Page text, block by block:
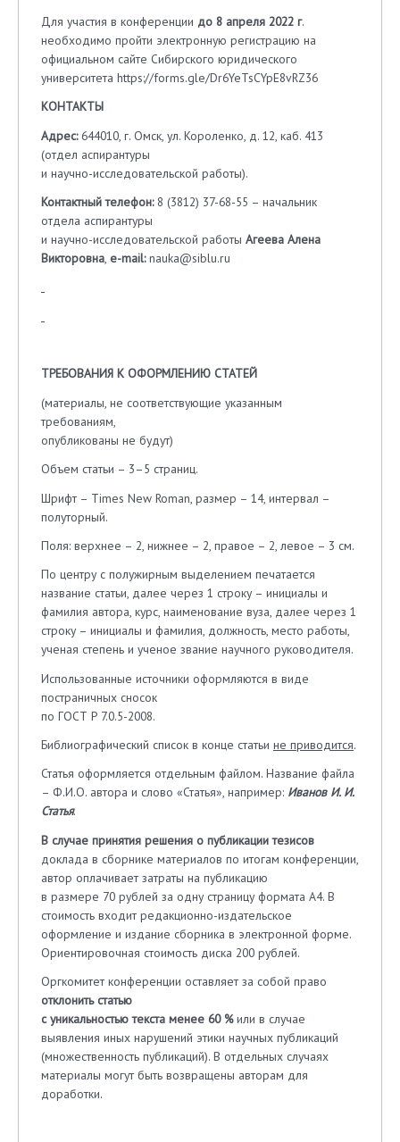
Для участия в конференции до 8 апреля 2022 г.
необходимо пройти электронную регистрацию на
официальном сайте Сибирского юридического
университета https://forms.gle/Dr6YeTsCYpE8vRZ36
КОНТАКТЫ
Адрес:644010, г. Омск, ул. Короленко, д. 12, каб. 413
(отдел аспирантуры
и научно-исследовательской работы).
Контактный телефон:8 (3812) 37-68-55 – начальник
отдела аспирантуры
и научно-исследовательской работы Агеева Алена
Викторовна, е-mail:nauka@siblu.ru
ТРЕБОВАНИЯ К ОФОРМЛЕНИЮ СТАТЕЙ
(материалы, не соответствующие указанным
требованиям,
опубликованы не будут)
Объем статьи – 3–5 страниц.
Шрифт – Times New Roman, размер – 14, интервал –
полуторный.
Поля: верхнее – 2, нижнее – 2, правое – 2, левое – 3 см.
По центру с полужирным выделением печатается
название статьи, далее через 1 строку – инициалы и
фамилия автора, курс, наименование вуза, далее через 1
строку – инициалы и фамилия, должность, место работы,
ученая степень и ученое звание научного руководителя.
Использованные источники оформляются в виде
постраничных сносок
по ГОСТ Р 7.0.5-2008.
Библиографический список в конце статьи не приводится.
Статья оформляется отдельным файлом. Название файла
– Ф.И.О. автора и слово «Статья», например: Иванов И. И.
Статья.
В случае принятия решения о публикации тезисов
доклада в сборнике материалов по итогам конференции,
автор оплачивает затраты на публикацию
в размере 70 рублей за одну страницу формата А4. В
стоимость входит редакционно-издательское
оформление и издание сборника в электронной форме.
Ориентировочная стоимость диска 200 рублей.
Оргкомитет конференции оставляет за собой право
отклонить статью
с уникальностью текста менее 60 %или в случае
выявления иных нарушений этики научных публикаций
(множественность публикаций). В отдельных случаях
материалы могут быть возвращены авторам для
доработки.